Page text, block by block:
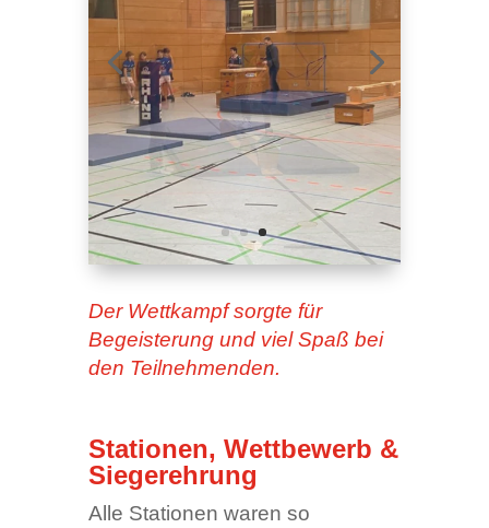
Der Wettkampf sorgte für
Begeisterung und viel Spaß bei
den Teilnehmenden.
Stationen, Wettbewerb &
Siegerehrung
Alle Stationen waren so